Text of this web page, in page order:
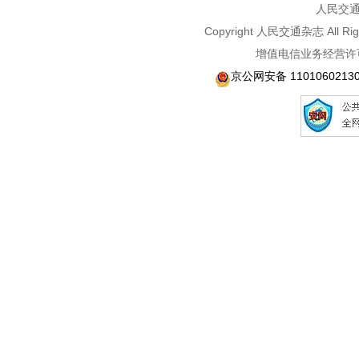
人民交
Copyright 人民交通杂志 All
增值电信业务经营
京公网安备